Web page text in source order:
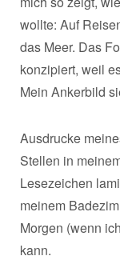
wollte: Auf
das Meer. Das
konzipiert, weil
Mein Ankerbild
Ausdrucke
Stellen in
Lesezeichen
meinem
Morgen (wenn
kann.